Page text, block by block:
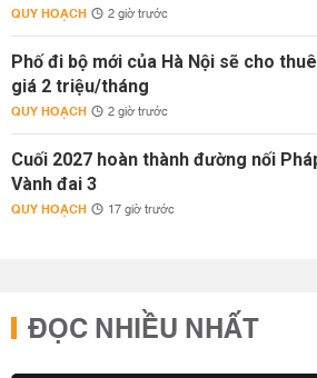
QUY HOẠCH 2 giờ trước
Phố đi bộ mới của Hà Nội sẽ cho
giá 2 triệu/tháng
QUY HOẠCH 2 giờ trước
Cuối 2027 hoàn thành đường nối
Vành đai 3
QUY HOẠCH 17 giờ trước
ĐỌC NHIỀU NHẤT